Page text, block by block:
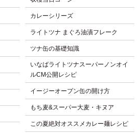
カレーシリーズ
ライトツナ まぐろ油漬フレーク
ツナ缶の基礎知識
いなばライトツナスーパーノンオイ
ルCM公開レシピ
イージーオープン缶の開け方
もち麦&スーパー大麦・キヌア
この夏絶対オススメカレー麺レシピ